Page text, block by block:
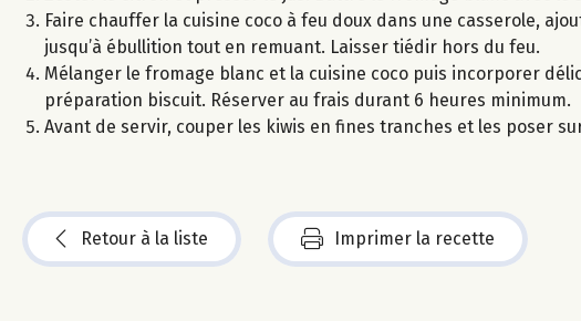
Faire chauffer la cuisine coco à feu doux dans une casserole,
jusqu’à ébullition tout en remuant. Laisser tiédir hors du feu.
Mélanger le fromage blanc et la cuisine coco puis incorporer
préparation biscuit. Réserver au frais durant 6 heures minimum.
Avant de servir, couper les kiwis en fines tranches et les poser
Retour à la liste Imprimer la recette